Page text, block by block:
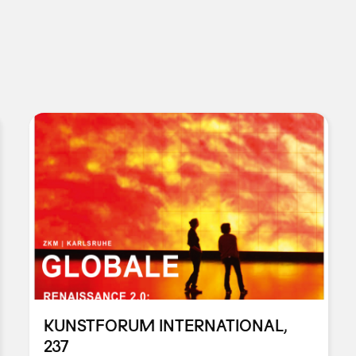
KUNSTFORUM INTERNATIONAL,
237